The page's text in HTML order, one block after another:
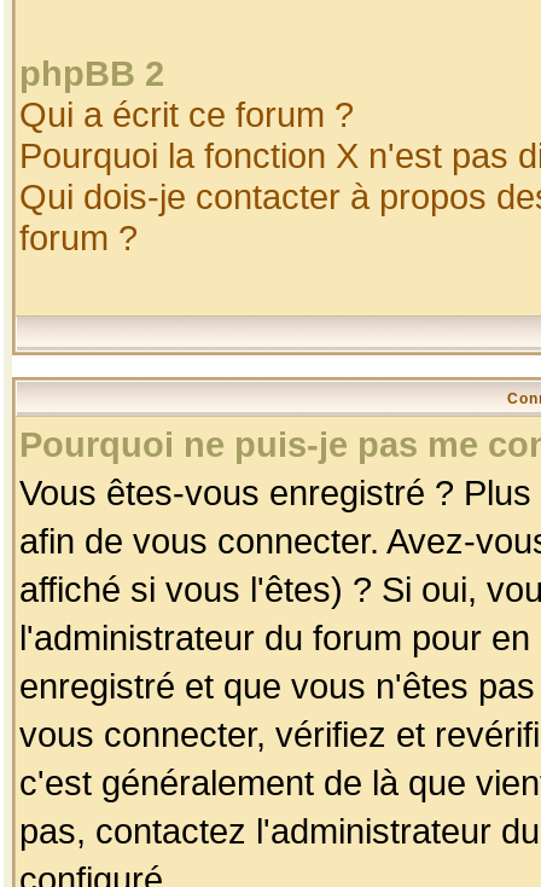
phpBB 2
Qui a écrit ce forum ?
Pourquoi la fonction X n'est pas
Qui dois-je contacter à propos
forum ?
Pourquoi ne puis-je pas me
Vous êtes-vous enregistré ?
afin de vous connecter. Avez-
affiché si vous l'êtes) ? Si oui,
l'administrateur du forum pour
enregistré et que vous n'êtes
vous connecter, vérifiez et
c'est généralement de là que
pas, contactez l'administrateur